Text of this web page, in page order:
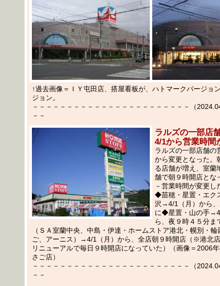
↑過去画像＝ＩＹ屯田店、搭屋看板が、ハトマークバージョ
ジョン。
－－－－－－－－－－－－－－－－－－－－－－－（
－－
ラルズの一部店
4/1から営業時間
ラルズの一部店舗の
から変更となった。
る店舗が増え、室蘭
舗で朝９時開店とな
－営業時間が変更し
◆苗穂・星置・エク
沢→4/1（月）から
に◆星置・山の手
ら、夜９時４５分
（ＳＡ室蘭中央、中島・伊達・ホームストア港北・幌別・
ご、アーニス）→4/1（月）から、全店朝９時開店（※港北
リニューアルで毎日９時開店になっていた）（画像＝2006
さご店）
－－－－－－－－－－－－－－－－－－－－－－－（
－－